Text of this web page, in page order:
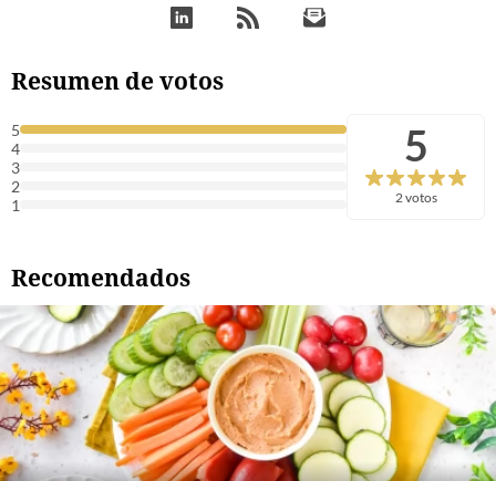
Resumen de votos
5
4
3
2
1
5
2 votos
Recomendados